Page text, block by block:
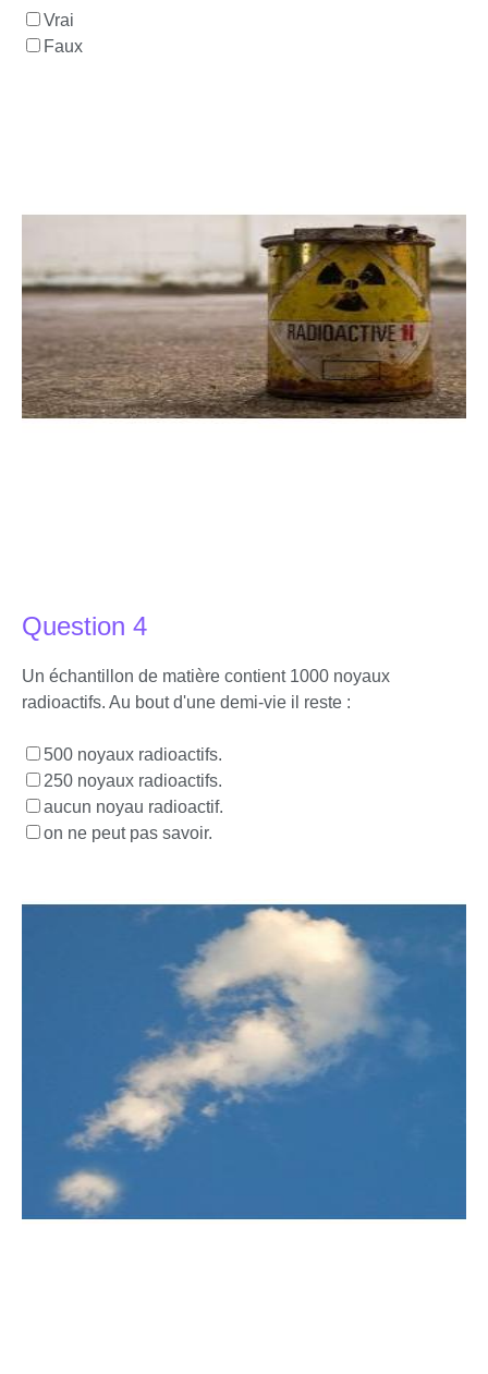
Vrai
Faux
Question 4
Un échantillon de matière contient 1000 noyaux
radioactifs. Au bout d'une demi-vie il reste :
500 noyaux radioactifs.
250 noyaux radioactifs.
aucun noyau radioactif.
on ne peut pas savoir.